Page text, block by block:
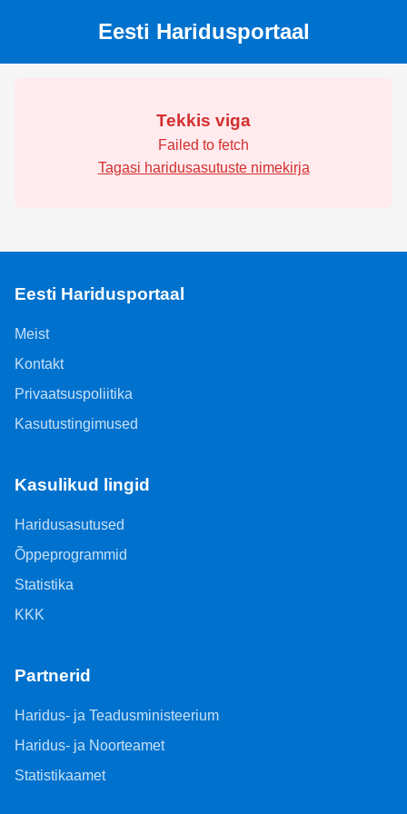
Eesti Haridusportaal
Tekkis viga
Failed to fetch
Tagasi haridusasutuste nimekirja
Eesti Haridusportaal
Meist
Kontakt
Privaatsuspoliitika
Kasutustingimused
Kasulikud lingid
Haridusasutused
Õppeprogrammid
Statistika
KKK
Partnerid
Haridus- ja Teadusministeerium
Haridus- ja Noorteamet
Statistikaamet